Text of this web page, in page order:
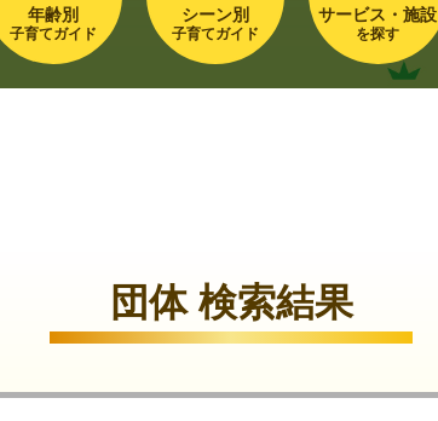
年齢別
子育てガイド
シーン別
子育てガイド
サービス・施設
を探す
団体 検索結果